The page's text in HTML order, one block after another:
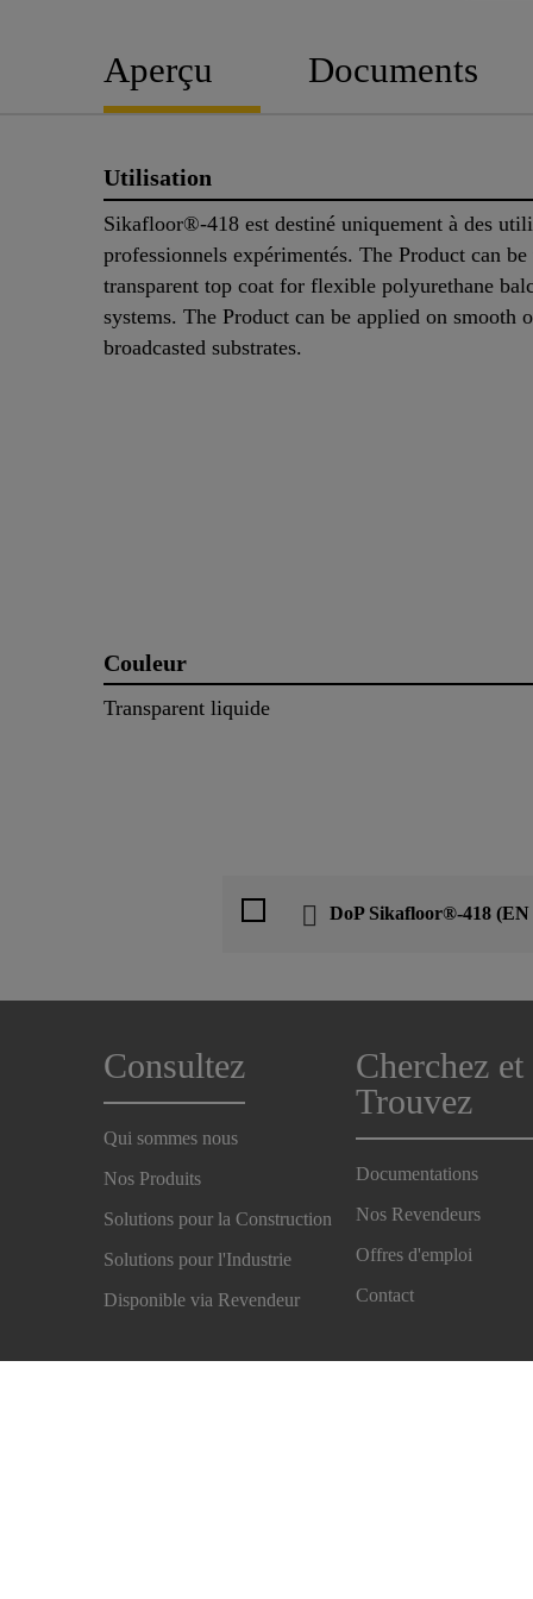
Aperçu Documents
Utilisation
Sikafloor®-418 est destiné uniquement à des
professionnels expérimentés. The Product can be
transparent top coat for flexible polyurethane
systems. The Product can be applied on smooth
broadcasted substrates.
Couleur
Transparent liquide
DoP Sikafloor®-418 (EN
Consultez
Qui sommes nous
Nos Produits
Solutions pour la Construction
Solutions pour l'Industrie
Disponible via Revendeur
Cherchez et
Trouvez
Documentations
Nos Revendeurs
Offres d'emploi
Contact